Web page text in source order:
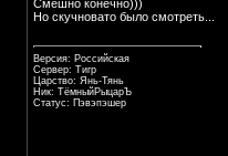
Смешно конечно)))
Но скучновато было смотреть...
Версия: Российская
Сервер: Тигр
Царство: Янь-Тянь
Ник: ТёмныйРыцарЪ
Статус: Пэвэпэшер